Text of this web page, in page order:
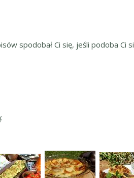
spodobał Ci się, jeśli podoba